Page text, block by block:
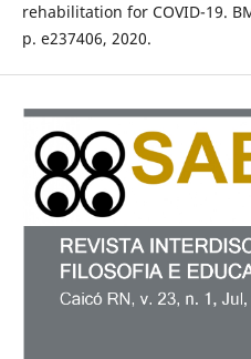
rehabilitation for COVID-19.
p. e237406, 2020.